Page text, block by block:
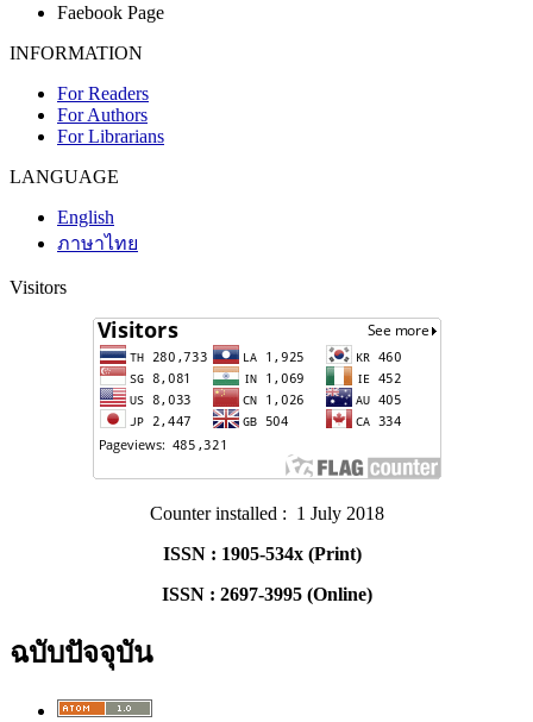
Faebook Page
INFORMATION
For Readers
For Authors
For Librarians
LANGUAGE
English
ภาษาไทย
Visitors
Counter installed : 1 July 2018
ISSN : 1905-534x (Print)
ISSN : 2697-3995 (Online)
ฉบับปัจจุบัน